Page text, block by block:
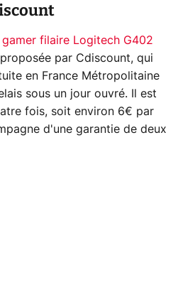
gamer filaire Logitech G402
par Cdiscount, qui
en France Métropolitaine
sous un jour ouvré. Il est
fois, soit environ 6€ par
d'une garantie de deux